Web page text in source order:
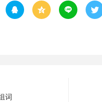
   
词